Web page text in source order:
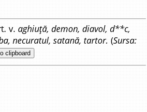
v.aghiuță, demon, diavol, d**c,
necuratul, satană, tartor. (Sursa:
clipboard